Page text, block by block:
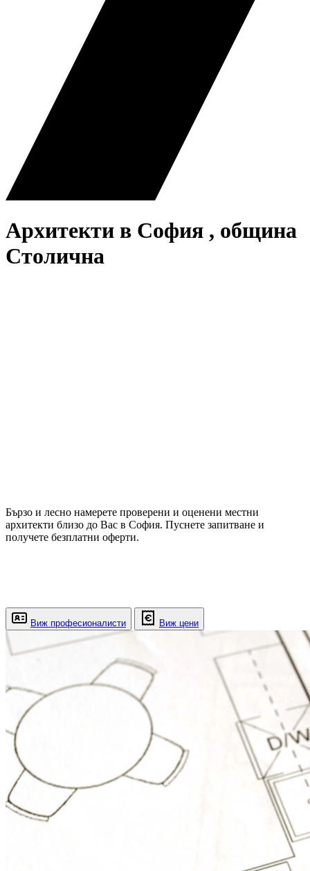
Архитекти в София , община
Столична
Бързо и лесно намерете проверени и оценени местни
архитекти близо до Вас в София. Пуснете запитване и
получете безплатни оферти.
Виж професионалисти Виж цени